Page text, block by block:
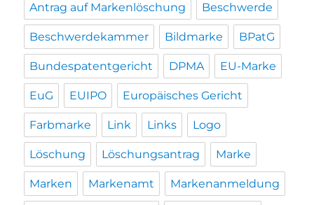
Antrag auf Markenlöschung Beschwerde
Beschwerdekammer Bildmarke BPatG
Bundespatentgericht DPMA EU-Marke
EuG EUIPO Europäisches Gericht
Farbmarke Link Links Logo
Löschung Löschungsantrag Marke
Marken Markenamt Markenanmeldung